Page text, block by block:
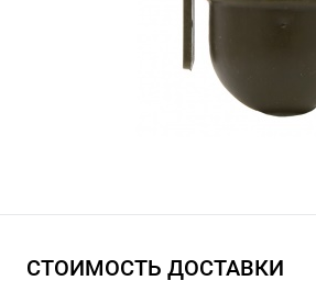
СТОИМОСТЬ ДОСТАВКИ